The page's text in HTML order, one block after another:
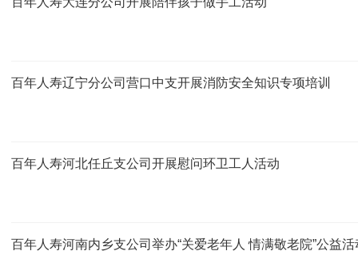
百年人寿辽宁分公司营口中支开展消防安全知识专项培训
百年人寿河北任丘支公司开展慰问环卫工人活动
百年人寿河南内乡支公司举办“关爱老年人 情满敬老院”公益活